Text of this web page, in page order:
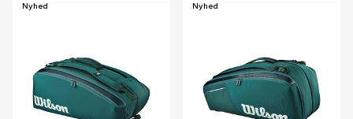
Nyhed Nyhed